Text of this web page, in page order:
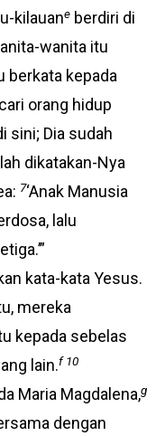
kilauane berdiri di
wanita itu
berkata kepada
orang hidup
sini; Dia sudah
dikatakan-Nya
7‘Anak Manusia
lalu
kata-kata Yesus.
mereka
kepada sebelas
lain.f 10
Maria Magdalena,g
dengan